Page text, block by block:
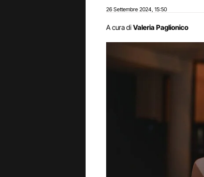
26 Settembre 2024 15:50
A cura di Valeria Paglionico